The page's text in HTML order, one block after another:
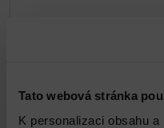
Tato webová stránka
K personalizaci obsahu